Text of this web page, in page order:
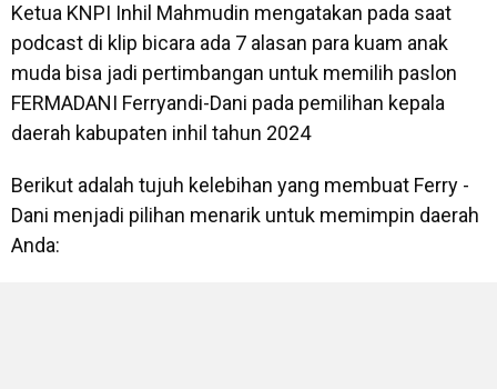
Ketua KNPI Inhil Mahmudin mengatakan pada saat
podcast di klip bicara ada 7 alasan para kuam anak
muda bisa jadi pertimbangan untuk memilih paslon
FERMADANI Ferryandi-Dani pada pemilihan kepala
daerah kabupaten inhil tahun 2024
Berikut adalah tujuh kelebihan yang membuat Ferry -
Dani menjadi pilihan menarik untuk memimpin daerah
Anda: